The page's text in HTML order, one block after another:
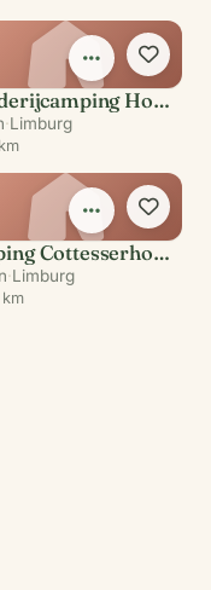
Boerderijcamping Hoeve Helberg
·Limburg
Camping Cottesserhoeve
·Limburg